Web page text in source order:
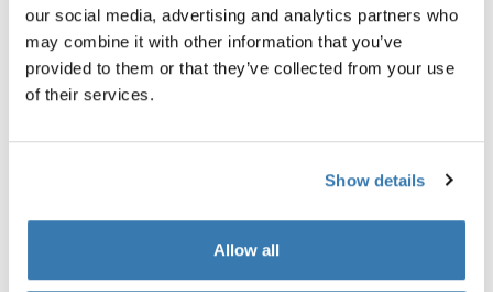
our social media, advertising and analytics partners who
may combine it with other information that you’ve
provided to them or that they’ve collected from your use
of their services.
Show details
Allow all
€ 109,95
Produkt vergleichen
€ 69,95
Produkt vergleichen
Produkt vergleichen
Thule axle mount ezHitch™
€ 29,95
Produkt vergleichen